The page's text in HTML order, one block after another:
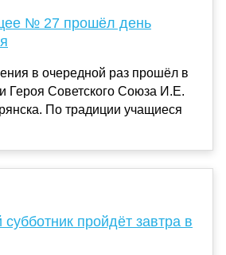
№ 27 прошёл день
в очередной раз прошёл в
Героя Советского Союза И.Е.
По традиции учащиеся
пройдёт завтра в